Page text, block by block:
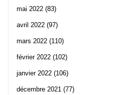
mai 2022 (83)
avril 2022 (97)
mars 2022 (110)
février 2022 (102)
janvier 2022 (106)
décembre 2021 (77)